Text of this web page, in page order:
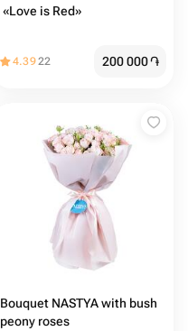
️ «Love is Red»
4.3922 200 000֏
Bouquet NASTYA with bush
peony roses